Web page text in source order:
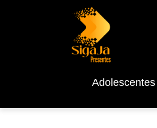
Adolescentes